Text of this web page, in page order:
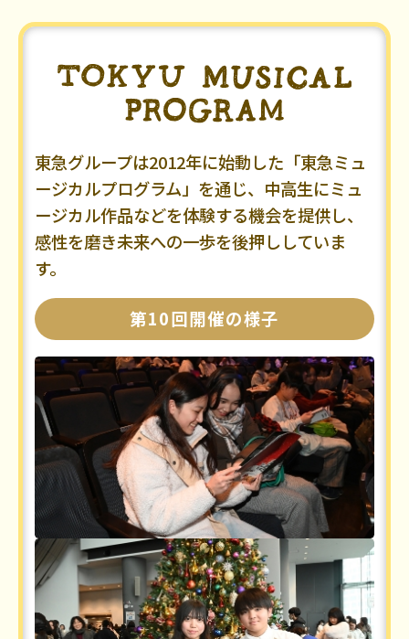
東急グループは2012年に始動した「東急ミュ
ージカルプログラム」を通じ、中高生にミュ
ージカル作品などを体験する機会を提供し、
感性を磨き未来への一歩を後押ししていま
す。
第10回開催の様子